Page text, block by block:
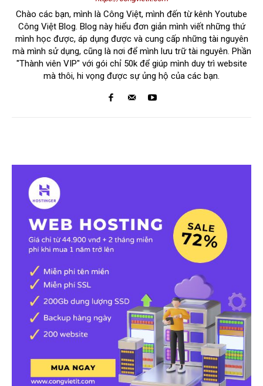
Chào các bạn, mình là Công Việt, mình đến từ kênh Youtube
Công Việt Blog. Blog này hiểu đơn giản mình viết những thứ
mình học được, áp dụng được và cung cấp những tài nguyên
mà mình sử dụng, cũng là nơi để mình lưu trữ tài nguyên. Phần
"Thành viên VIP" với gói chỉ 50k để giúp mình duy trì website
mà thôi, hi vọng được sự ủng hộ của các bạn.